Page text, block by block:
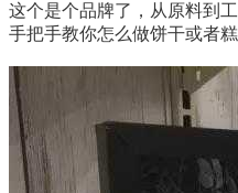
这个是个品牌了，从原料到工
手把手教你怎么做饼干或者糕